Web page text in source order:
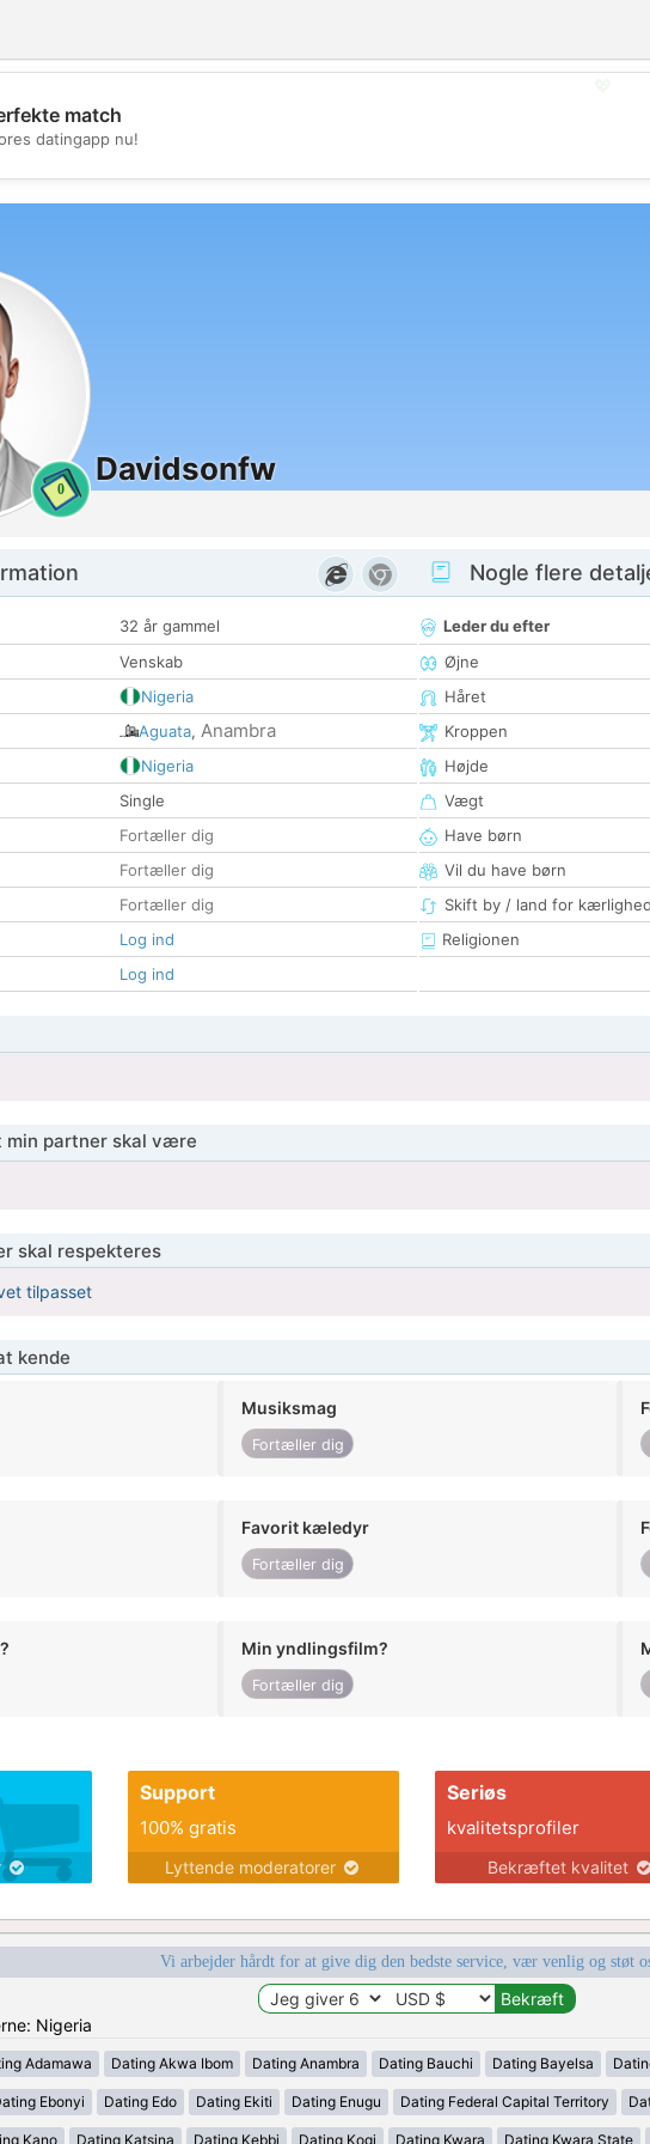
💖
match
datingapp nu!
0
Davidsonfw
32 år gammel
Venskab
Nigeria
Aguata, Anambra
Nigeria
Single
Fortæller dig
Fortæller dig
Fortæller dig
Log ind
Log ind
Nogle flere
Leder du efter
Øjne
Håret
Kroppen
Højde
Vægt
Have børn
Vil du have børn
Skift by / land for kærlighed
Religionen
min partner skal være
skal respekteres
tilpasset
kende
Musiksmag
Fortæller dig
Favorit kæledyr
Fortæller dig
Min yndlingsfilm?
Fortæller dig
Support
100% gratis
Lyttende moderatorer
Seriøs
kvalitetsprofiler
Bekræftet kvalitet
Vi arbejder hårdt for at give dig den bedste service, vær venlig og støt
Nigeria
Adamawa Dating Akwa Ibom Dating Anambra Dating Bauchi Dating Bayelsa
Ebonyi Dating Edo Dating Ekiti Dating Enugu Dating Federal Capital Territory
Kano Dating Katsina Dating Kebbi Dating Kogi Dating Kwara Dating Kwara State